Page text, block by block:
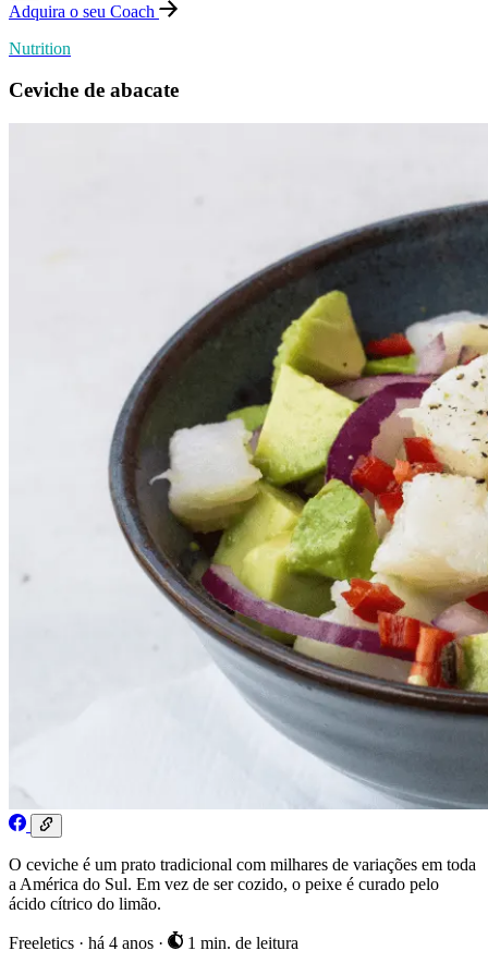
Adquira o seu Coach
Nutrition
Ceviche de abacate
O ceviche é um prato tradicional com milhares de variações em toda
a América do Sul. Em vez de ser cozido, o peixe é curado pelo
ácido cítrico do limão.
Freeletics · há 4 anos · 1 min. de leitura